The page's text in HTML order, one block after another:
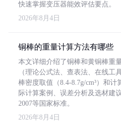
快速掌握变压器能效评估要点。
2026年8月4日
铜棒的重量计算方法有哪些
本文详细介绍了铜棒和黄铜棒重
（理论公式法、查表法、在线工
棒密度取值（8.4-8.7g/cm³）和
际计算案例、误差分析及选材建
2007等国家标准。
2026年8月4日